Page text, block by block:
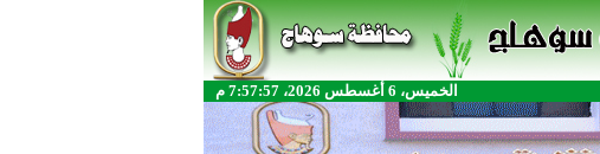
الخميس، 6 أغسطس 2026، 7:57:57 م